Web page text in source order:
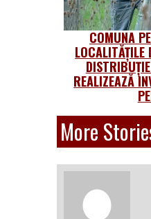
COMUNA
LOCALITĂȚILE
REALIZEAZĂ
More